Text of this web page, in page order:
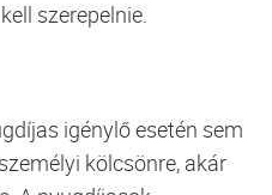
szerepelnie.
igénylő esetén sem
kölcsönre, akár